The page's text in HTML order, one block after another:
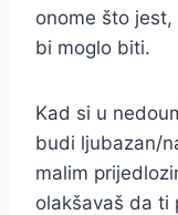
onome što
bi moglo biti.
Kad si u
budi ljubazan/
malim
olakšavaš da ti